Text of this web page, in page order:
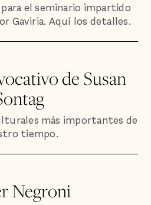
el seminario impartido
Gaviria. Aquí los detalles.
de Susan
más importantes de
tiempo.
Negroni